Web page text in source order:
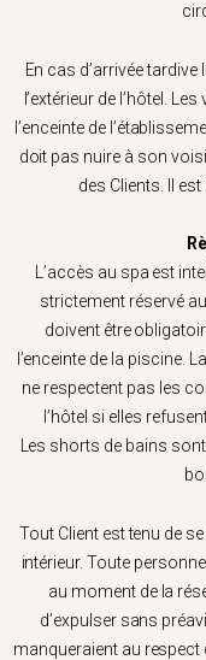
En cas d’arrivée
l’extérieur de l’hôtel.
l’enceinte de
doit pas nuire à son
des Clients. Il
L’accès au spa est
strictement réservé
doivent être
l’enceinte de la piscine.
ne respectent pas les
l’hôtel si elles
Les shorts de bains
Tout Client est tenu de
intérieur. Toute
au moment de la
d’expulser sans
manqueraient au respect